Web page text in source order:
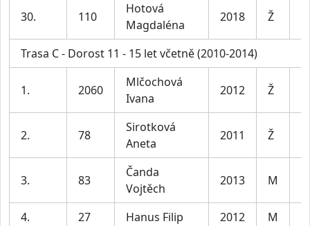
30. 110
Hotová
Magdaléna
2018 Ž
Trasa C - Dorost 11 - 15 let včetně (2010-2014)
1. 2060
Mlčochová
Ivana
2012 Ž
2. 78
Sirotková
Aneta
2011 Ž
3. 83
Čanda
Vojtěch
2013 M
4. 27 Hanus Filip 2012 M